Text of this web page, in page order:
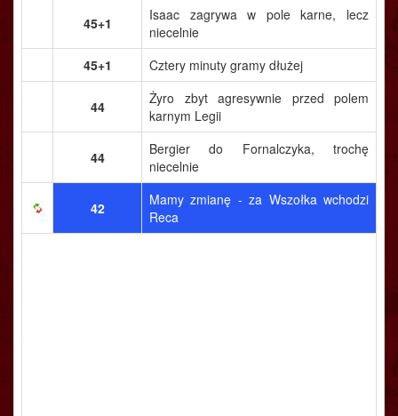
45+1
Isaac zagrywa w pole karne, lecz
niecelnie
45+1
Cztery minuty gramy dłużej
44
Żyro zbyt agresywnie przed polem
karnym Legii
44
Bergier do Fornalczyka, trochę
niecelnie
42
Mamy zmianę - za Wszołka wchodzi
Reca